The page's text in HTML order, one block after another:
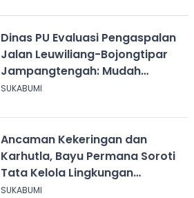
Dinas PU Evaluasi Pengaspalan
Jalan Leuwiliang-Bojongtipar
Jampangtengah: Mudah
Mengelupas
SUKABUMI
Ancaman Kekeringan dan
Karhutla, Bayu Permana Soroti
Tata Kelola Lingkungan
Sukabumi
SUKABUMI